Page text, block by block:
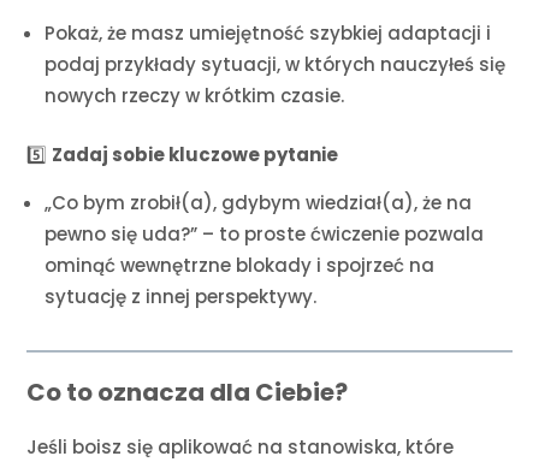
Pokaż, że masz umiejętność szybkiej adaptacji i
podaj przykłady sytuacji, w których nauczyłeś się
nowych rzeczy w krótkim czasie.
5️⃣ Zadaj sobie kluczowe pytanie
„Co bym zrobił(a), gdybym wiedział(a), że na
pewno się uda?” – to proste ćwiczenie pozwala
ominąć wewnętrzne blokady i spojrzeć na
sytuację z innej perspektywy.
Co to oznacza dla Ciebie?
Jeśli boisz się aplikować na stanowiska, które